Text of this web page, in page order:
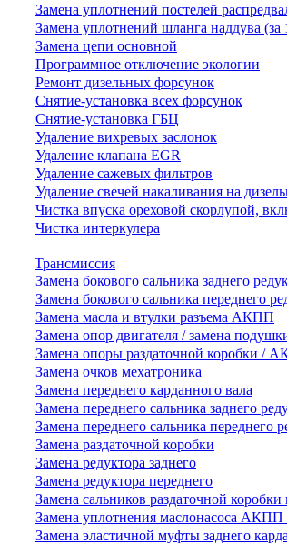
Замена уплотнений постелей
Замена уплотнений шланга наддува (за
Замена цепи основной
Программное отключение экологии
Ремонт дизельных форсунок
Снятие-установка всех форсунок
Снятие-установка ГБЦ
Удаление вихревых заслонок
Удаление клапана EGR
Удаление сажевых фильтров
Удаление свечей накаливания на
Чистка впуска ореховой скорлупой,
Чистка интеркулера
Трансмиссия
Замена бокового сальника заднего
Замена бокового сальника переднего
Замена масла и втулки разъема АКПП
Замена опор двигателя / замена
Замена опоры раздаточной коробки /
Замена очков мехатроника
Замена переднего карданного вала
Замена переднего сальника заднего
Замена переднего сальника переднего
Замена раздаточной коробки
Замена редуктора заднего
Замена редуктора переднего
Замена сальников раздаточной
Замена уплотнения маслонасоса
Замена эластичной муфты заднего